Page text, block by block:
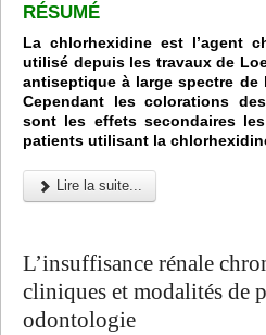
RÉSUMÉ
La chlorhexidine est l’agent
utilisé depuis les travaux de
antiseptique à large spectre de
Cependant les colorations
sont les effets secondaires
patients utilisant la
Lire la suite...
L’insuffisance rénale
cliniques et modalités de
odontologie